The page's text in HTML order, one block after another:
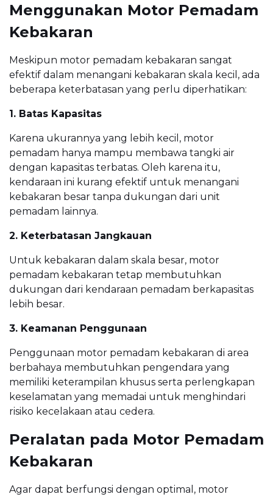
Menggunakan Motor Pemadam
Kebakaran
Meskipun motor pemadam kebakaran sangat
efektif dalam menangani kebakaran skala kecil, ada
beberapa keterbatasan yang perlu diperhatikan:
1. Batas Kapasitas
Karena ukurannya yang lebih kecil, motor
pemadam hanya mampu membawa tangki air
dengan kapasitas terbatas. Oleh karena itu,
kendaraan ini kurang efektif untuk menangani
kebakaran besar tanpa dukungan dari unit
pemadam lainnya.
2. Keterbatasan Jangkauan
Untuk kebakaran dalam skala besar, motor
pemadam kebakaran tetap membutuhkan
dukungan dari kendaraan pemadam berkapasitas
lebih besar.
3. Keamanan Penggunaan
Penggunaan motor pemadam kebakaran di area
berbahaya membutuhkan pengendara yang
memiliki keterampilan khusus serta perlengkapan
keselamatan yang memadai untuk menghindari
risiko kecelakaan atau cedera.
Peralatan pada Motor Pemadam
Kebakaran
Agar dapat berfungsi dengan optimal, motor